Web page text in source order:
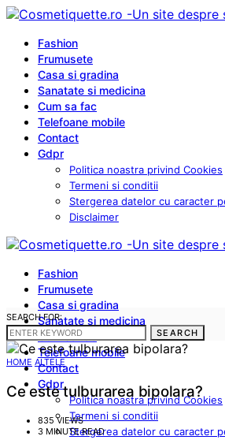
Fashion
Frumusete
Casa si gradina
Sanatate si medicina
Cum sa fac
Telefoane mobile
Contact
Gdpr
Politica noastra privind Cookies
Termeni si conditii
Stergerea datelor cu caracter
Disclaimer
Fashion
Frumusete
Casa si gradina
Sanatate si medicina
Cum sa fac
Telefoane mobile
Contact
Gdpr
Politica noastra privind Cookies
Termeni si conditii
Stergerea datelor cu caracter
SEARCH FOR:
SEARCH
HOME ALTELE
Ce este tulburarea bipolara?
835 VIEWS
3 MINUTE READ